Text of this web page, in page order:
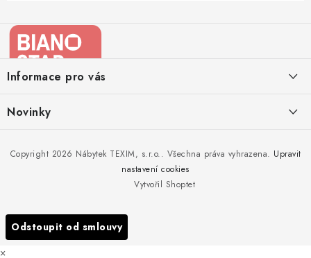
aInformace pro vás
Kontakty
Doprava nábytku k Vám
Reklamace
Novinky
to!
Nakupujte zahradní nábytek i v zimě
Podzimní očista a úklid zahradního nábytku
Vytvořil Shoptet
Copyright 2026 Nábytek TEXIM, s.r.o.. Všechna práva vyhrazena. Upravit
nastavení cookies
Odstoupit od smlouvy
×